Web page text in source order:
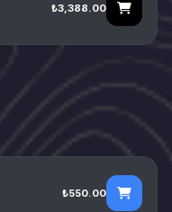
₺3,388.00
₺550.00